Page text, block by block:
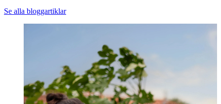
Se alla bloggartiklar